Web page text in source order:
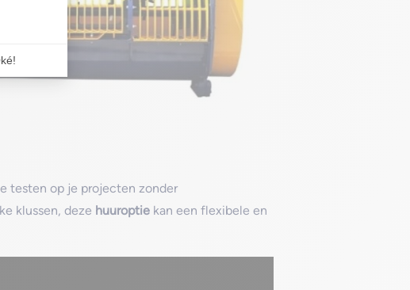
testen op je projecten zonder
klussen, deze huuroptie kan een flexibele en